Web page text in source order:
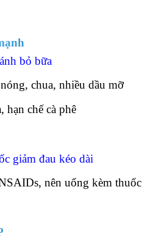
bỏ bữa
chua, nhiều dầu mỡ
chế cà phê
giảm đau kéo dài
nên uống kèm thuốc